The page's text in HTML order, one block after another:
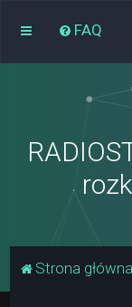
FAQ
Strona główna